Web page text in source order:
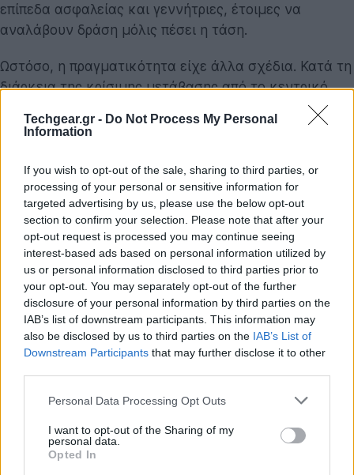
Techgear.gr - Do Not Process My Personal
Information
If you wish to opt-out of the sale, sharing to third parties, or
processing of your personal or sensitive information for
targeted advertising by us, please use the below opt-out
section to confirm your selection. Please note that after your
opt-out request is processed you may continue seeing
interest-based ads based on personal information utilized by
us or personal information disclosed to third parties prior to
your opt-out. You may separately opt-out of the further
disclosure of your personal information by third parties on the
IAB’s list of downstream participants. This information may
also be disclosed by us to third parties on the IAB’s List of
Downstream Participants that may further disclose it to other
Please note that this website/app uses one or more Google
not limited to your visit or usage behaviour. You may click to
grant or deny consent to Google and its third-party tags to
use your data for below specified purposes in below Google
Personal Data Processing Opt Outs
I want to opt-out of the Sharing of my
personal data.
Opted In
επίπεδα ασφαλείας και γεννήτριες, έτοιμες να
αναλάβουν δράση μόλις πέσει η τάση.
Ωστόσο, η πραγματικότητα είχε άλλα σχέδια. Κατά τη
διάρκεια της κρίσιμης μετάβασης από το κεντρικό
δίκτυο στην εφεδρική ισχύ, μια βασική γεννήτρια
απέτυχε να λειτουργήσει σωστά. Το αποτέλεσμα; Οι
Διαδικτύου (ITS) έχασαν την επαφή τους με την
«πηγή της αλήθειας», την ατομική κλίμακα χρόνου.
Η απόκλιση που μετράει
Για τον μέσο άνθρωπο, η συνέπεια αυτού του
τεχνικού σφάλματος είναι αόρατη, ίσως και αστεία.
Το σύστημα κατέγραψε μια απόκλιση περίπου
μικροδευτερολέπτων(4 εκατομμυριοστά του
δευτερολέπτου). Σε καθημερινούς όρους, είναι ένα
χρονικό διάστημα τόσο μικρό που ο εγκέφαλός μας
Για τα συστήματα όμως που βασίζονται στο
πρωτόκολλο NTP (Network Time Protocol
) και
απαιτούν απόλυτο συγχρονισμό για τραπεζικές